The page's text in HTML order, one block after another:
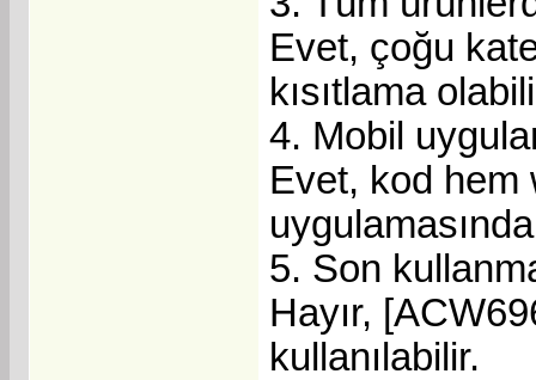
Evet, çoğu
kısıtlama
4. Mobil
Evet, kod hem
5. Son
Hayır,
kullanılabilir.